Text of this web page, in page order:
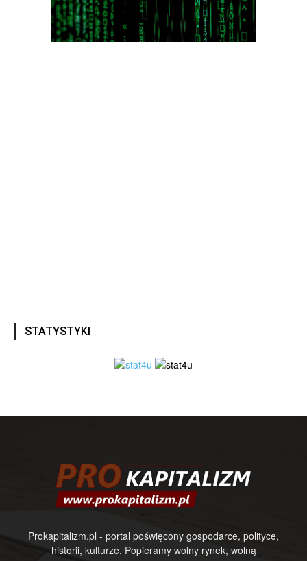
STATYSTYKI
Prokapitalizm.pl - portal poświęcony gospodarce, polityce,
historii, kulturze. Popieramy wolny rynek, wolną